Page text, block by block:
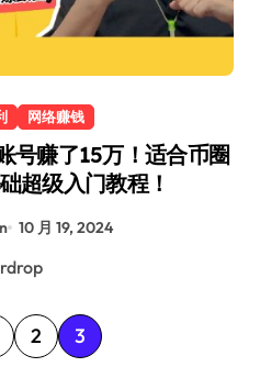
网络赚钱
号赚了15万！适合币圈
超级入门教程！
10 月 19, 2024
2 3